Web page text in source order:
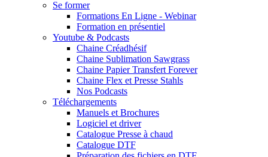
Se former
Formations En Ligne - Webinar
Formation en présentiel
Youtube & Podcasts
Chaine Créadhésif
Chaine Sublimation Sawgrass
Chaine Papier Transfert Forever
Chaine Flex et Presse Stahls
Nos Podcasts
Téléchargements
Manuels et Brochures
Logiciel et driver
Catalogue Presse à chaud
Catalogue DTF